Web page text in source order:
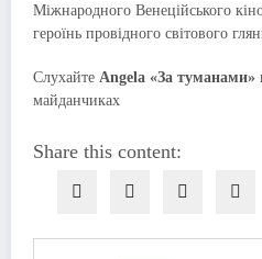
Міжнародного Венеційського
героїнь провідного світового
Слухайте Angela «За туманами»
майданчиках
Share this content: